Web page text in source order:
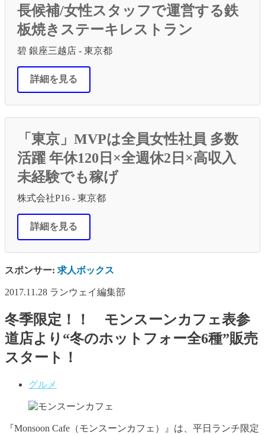
長候補/女性スタッフで運営する鉄
板焼きステーキレストラン
碧 銀座三越店 - 東京都
詳細を見る
「東京」MVPは全員女性社員 多数
活躍 年休120日×全週休2日×高収入
未経験でも稼げ
株式会社P16 - 東京都
詳細を見る
スポンサー: 求人ボックス
2017.11.28 ランウェイ編集部
冬季限定！！ モンスーンカフェ表参
道店より“冬のホットフォー全6種”販売
スタート！
グルメ
『Monsoon Cafe（モンスーンカフェ）』は、平日ランチ限定